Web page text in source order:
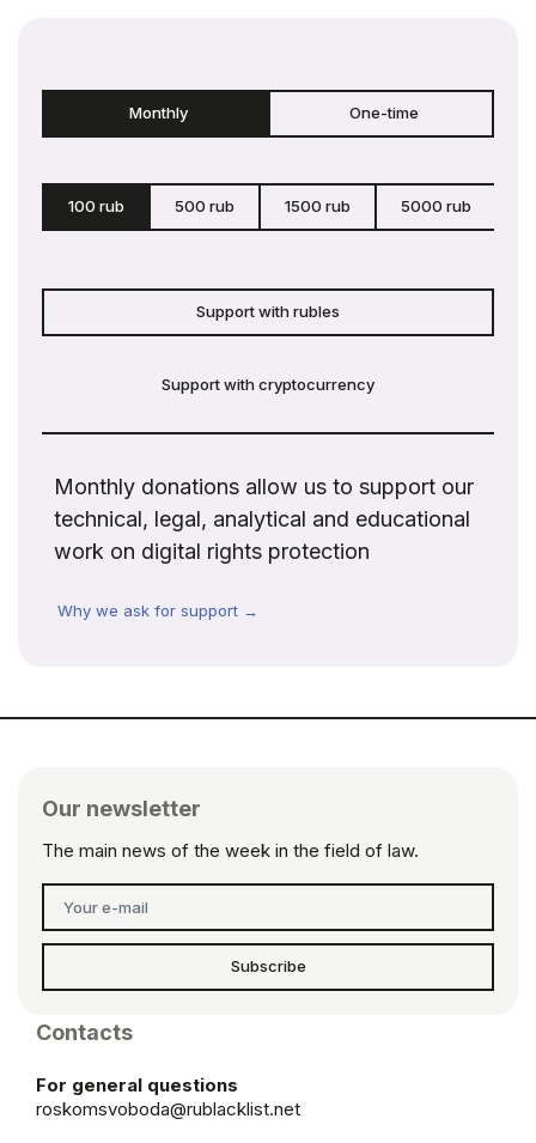
Monthly One-time
100 rub 500 rub 1500 rub 5000 rub
Support with rubles
Support with cryptocurrency
Monthly donations allow us to support our
technical, legal, analytical and educational
work on digital rights protection
Why we ask for support →
Our newsletter
The main news of the week in the field of law.
Subscribe
Contacts
For general questions
roskomsvoboda@rublacklist.net